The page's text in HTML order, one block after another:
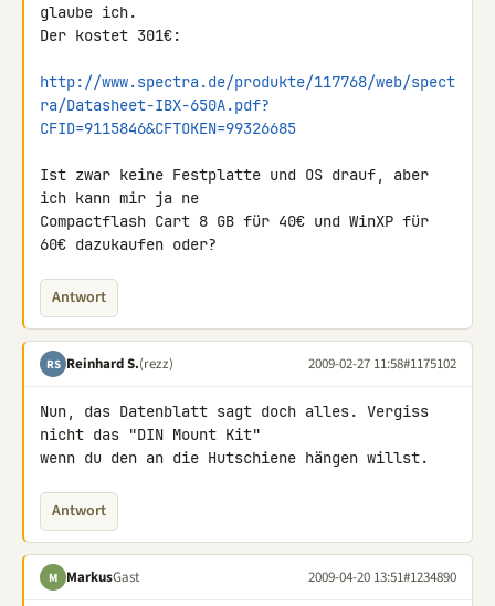
glaube ich.
Der kostet 301€:
http://www.spectra.de/produkte/117768/web/spect
ra/Datasheet-IBX-650A.pdf?
CFID=9115846&CFTOKEN=99326685
Ist zwar keine Festplatte und OS drauf, aber
ich kann mir ja ne
Compactflash Cart 8 GB für 40€ und WinXP für
60€ dazukaufen oder?
Antwort
RS Reinhard S.(rezz) 2009-02-27 11:58#1175102
Nun, das Datenblatt sagt doch alles. Vergiss
nicht das "DIN Mount Kit"
wenn du den an die Hutschiene hängen willst.
Antwort
M MarkusGast 2009-04-20 13:51#1234890